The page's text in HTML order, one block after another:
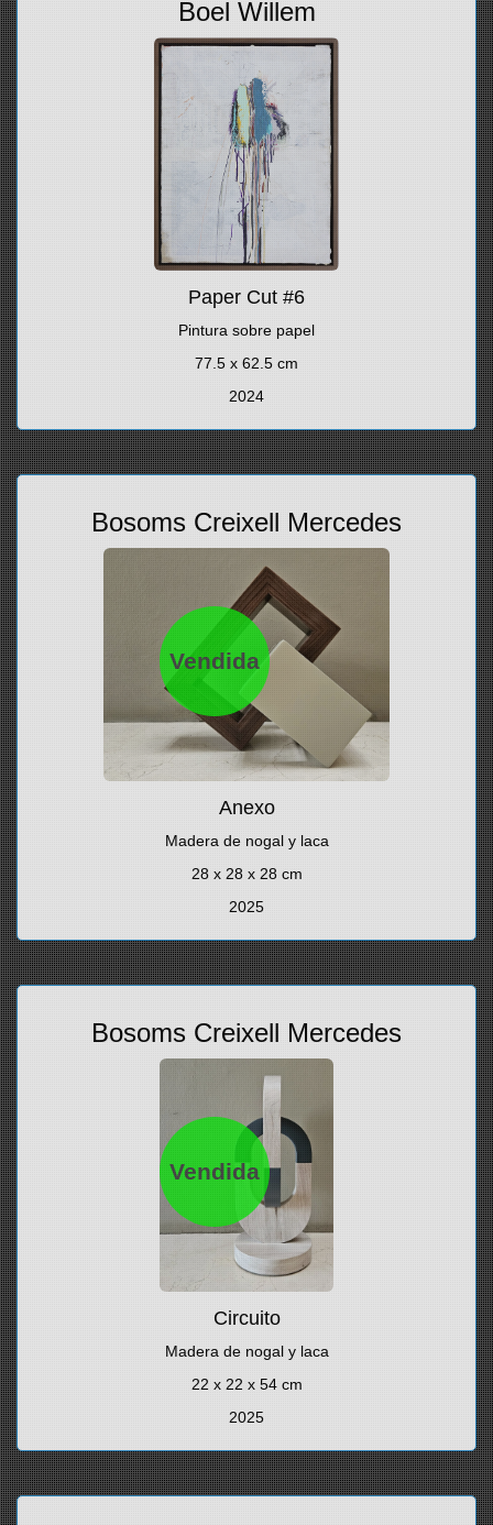
Boel Willem
Paper Cut #6
Pintura sobre papel
77.5 x 62.5 cm
2024
Vendida
Bosoms Creixell Mercedes
Anexo
Madera de nogal y laca
28 x 28 x 28 cm
2025
Vendida
Bosoms Creixell Mercedes
Circuito
Madera de nogal y laca
22 x 22 x 54 cm
2025